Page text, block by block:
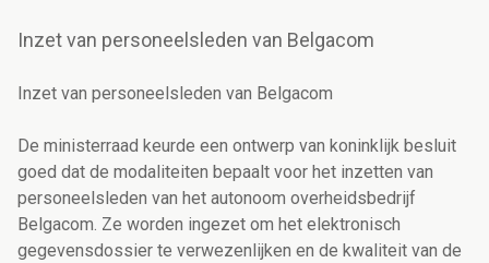
Inzet van personeelsleden van Belgacom
Inzet van personeelsleden van Belgacom
De ministerraad keurde een ontwerp van koninklijk besluit
goed dat de modaliteiten bepaalt voor het inzetten van
personeelsleden van het autonoom overheidsbedrijf
Belgacom. Ze worden ingezet om het elektronisch
gegevensdossier te verwezenlijken en de kwaliteit van de